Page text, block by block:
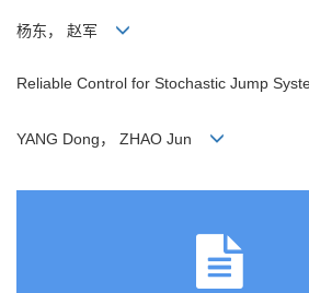
杨东， 赵军
Reliable Control for Stochastic Jump
YANG Dong， ZHAO Jun